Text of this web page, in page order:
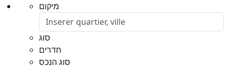
מיקום
סוג
חדרים
סוג הנכס